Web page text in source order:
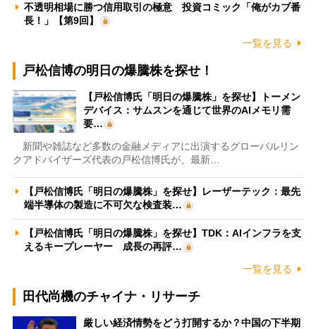
不透明相場に勝つ信用取引の極意 投資コミック「俺がカブ番
長！」【第9回】
一覧を見る
戸松信博の明日の爆騰株を探せ！
【戸松信博氏「明日の爆騰株」を探せ】トーメン
デバイス：サムスンを通じて世界のAIメモリ需
要…
新聞や雑誌など多数の金融メディアに出演するグローバルリン
クアドバイザーズ代表の戸松信博氏が、最新…
【戸松信博氏「明日の爆騰株」を探せ】レーザーテック：最先
端半導体の製造に不可欠な検査装…
【戸松信博氏「明日の爆騰株」を探せ】TDK：AIインフラを支
えるキープレーヤー 成長の再評…
一覧を見る
田代尚機のチャイナ・リサーチ
厳しい経済情勢をどう打開するか？中国の下半期